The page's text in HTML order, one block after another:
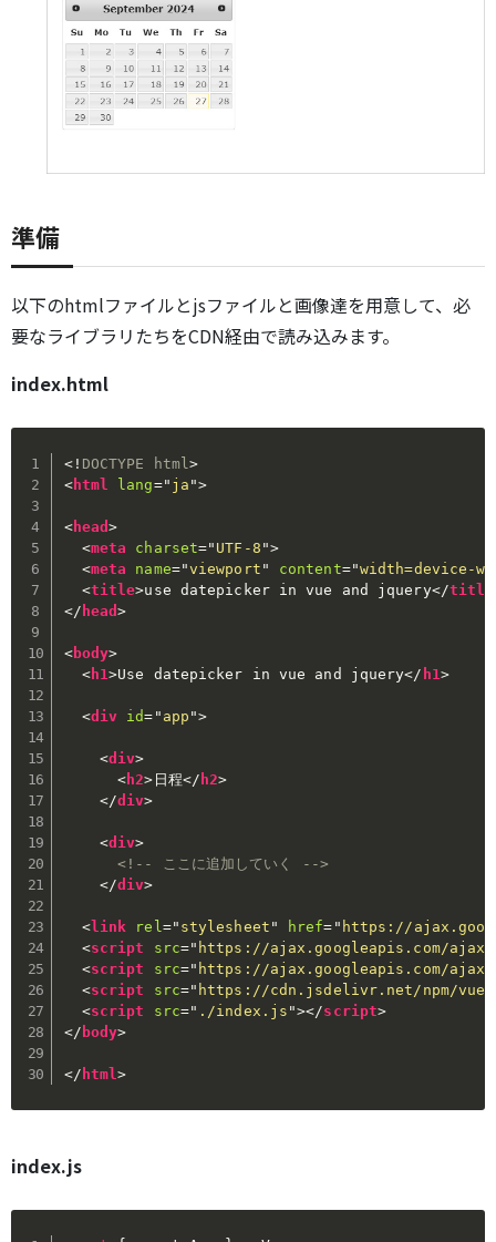
準備
以下のhtmlファイルとjsファイルと画像達を用意して、必
要なライブラリたちをCDN経由で読み込みます。
index.html
<! DOCTYPE html >
<html lang=" ja ">
<head>
<meta charset=" UTF-8 ">
<meta name="viewport " content="width=device-
<title>use datepicker in vue and jquery</title
</ head>
<body>
<h1>Use datepicker in vue and jquery</ h1 >
<div id= " app ">
<div>
< h2> 日程</ h2>
</div>
<div>
<!-- ここに追加していく -->
</div>
<link rel =" stylesheet " href= " https://
<script src=" https://ajax.googleapis.com/
<script src=" https://ajax.googleapis.com/
<script src=" https://cdn.jsdelivr.net/npm/
<script src=" ./index.js "></script>
</ body>
</ html>
index.js